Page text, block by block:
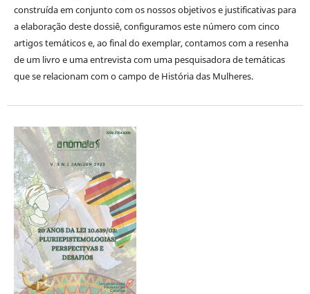
construída em conjunto com os nossos objetivos e justificativas para
a elaboração deste dossiê, configuramos este número com cinco
artigos temáticos e, ao final do exemplar, contamos com a resenha
de um livro e uma entrevista com uma pesquisadora de temáticas
que se relacionam com o campo de História das Mulheres.